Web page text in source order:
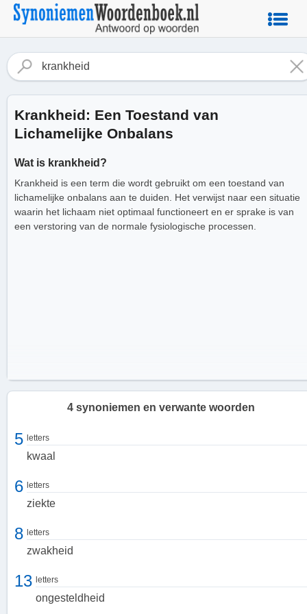
Krankheid: Een Toestand van
Lichamelijke Onbalans
Wat is krankheid?
Krankheid is een term die wordt gebruikt om een toestand van
lichamelijke onbalans aan te duiden. Het verwijst naar een situatie
waarin het lichaam niet optimaal functioneert en er sprake is van
een verstoring van de normale fysiologische processen.
De symptomen van krankheid kunnen variëren afhankelijk van de
specifieke aandoening. Veelvoorkomende symptomen zijn onder
4 synoniemen en verwante woorden
5 letters
kwaal
6 letters
ziekte
8 letters
zwakheid
13 letters
ongesteldheid